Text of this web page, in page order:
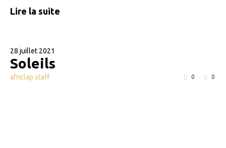
Lire la suite
28 juillet 2021
Soleils
africlap staff 0 0